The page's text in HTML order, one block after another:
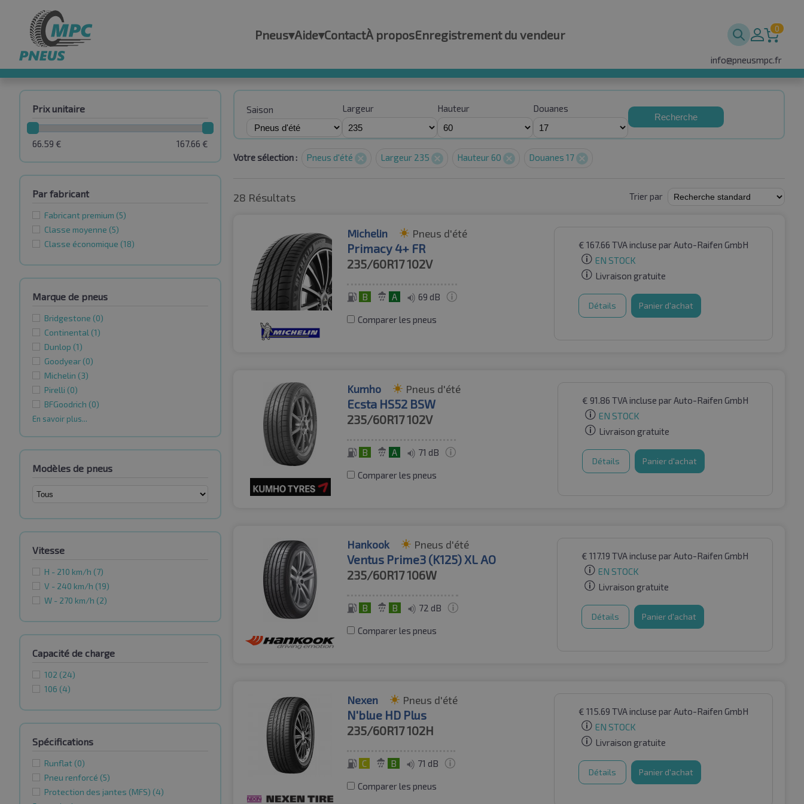
Pneus▾Aide▾ContactÀ proposEnregistrement du vendeur 0
info@pneusmpc.fr
Prix unitaire
167.66 €
66.59 €
Par fabricant
Fabricant premium (5)
Classe moyenne (5)
Classe économique (18)
Marque de pneus
Bridgestone (0)
Continental (1)
Dunlop (1)
Goodyear (0)
Michelin (3)
Pirelli (0)
BFGoodrich (0)
En savoir plus...
Modèles de pneus
Vitesse
H - 210 km/h (7)
V - 240 km/h (19)
W - 270 km/h (2)
Capacité de charge
102 (24)
106 (4)
Spécifications
Runflat (0)
Pneu renforcé (5)
Protection des jantes (MFS) (4)
Saison Largeur Hauteur Douanes
Recherche
Votre sélection : Pneus d'été Largeur 235 Hauteur 60 Douanes 17
28 Résultats Trier par
Michelin Pneus d'été
Primacy 4+ FR
235/60R17102V
B A 69 dB
Comparer les pneus
€ 167.66 TVA incluse par Auto-Raifen GmbH
EN STOCK
Livraison gratuite
Détails Panier d'achat
Kumho Pneus d'été
Ecsta HS52 BSW
235/60R17102V
B A 71 dB
Comparer les pneus
€ 91.86 TVA incluse par Auto-Raifen GmbH
EN STOCK
Livraison gratuite
Détails Panier d'achat
Hankook Pneus d'été
Ventus Prime3 (K125) XL AO
235/60R17106W
B B 72 dB
Comparer les pneus
€ 117.19 TVA incluse par Auto-Raifen GmbH
EN STOCK
Livraison gratuite
Détails Panier d'achat
Nexen Pneus d'été
N'blue HD Plus
235/60R17102H
C B 71 dB
Comparer les pneus
€ 115.69 TVA incluse par Auto-Raifen GmbH
EN STOCK
Livraison gratuite
Détails Panier d'achat